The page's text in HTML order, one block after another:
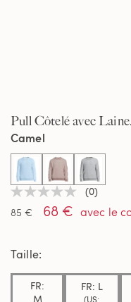
Pull Côtelé avec
Aucune
valeur
de
sur
même
page.
(0)
85 €
68 € avec le
Camel
selected
Taille
FR:
M
FR: L
(US: